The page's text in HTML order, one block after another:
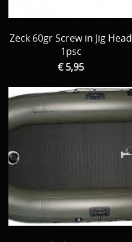
Zeck 60gr Screw in Jig Head
1psc
€ 5,95